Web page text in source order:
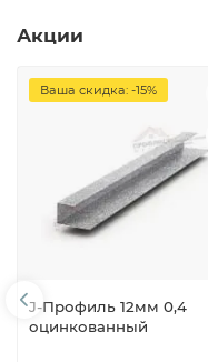
Акции
Ваша скидка: -15%
J-Профиль 12мм 0,4
оцинкованный